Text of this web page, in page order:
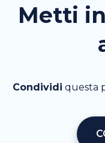
Metti
Condividi questa